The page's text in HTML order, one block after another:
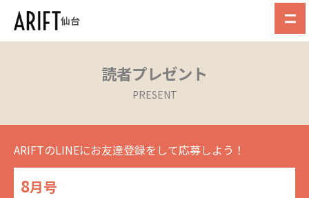
仙台
読者プレゼント
PRESENT
ARIFTのLINEにお友達登録をして応募しよう！
8月号